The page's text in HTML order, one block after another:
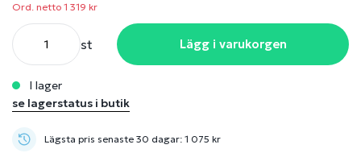
Ord. netto 1 319 kr
st Lägg i varukorgen
i lager
se lagerstatus i butik
Lägsta pris senaste 30 dagar: 1 075 kr